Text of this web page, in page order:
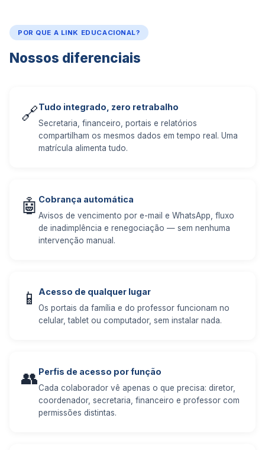
POR QUE A LINK EDUCACIONAL?
Nossos diferenciais
🔗Tudo integrado, zero retrabalho
Secretaria, financeiro, portais e relatórios
compartilham os mesmos dados em tempo real. Uma
matrícula alimenta tudo.
🤖 Cobrança automática
Avisos de vencimento por e-mail e WhatsApp, fluxo
de inadimplência e renegociação — sem nenhuma
intervenção manual.
📱 Acesso de qualquer lugar
Os portais da família e do professor funcionam no
celular, tablet ou computador, sem instalar nada.
👥Perfis de acesso por função
Cada colaborador vê apenas o que precisa: diretor,
coordenador, secretaria, financeiro e professor com
permissões distintas.